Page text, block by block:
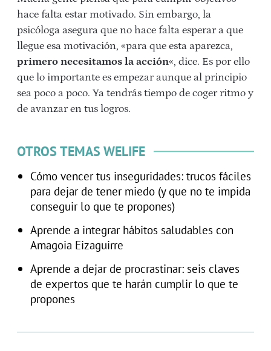
hace falta estar motivado. Sin embargo, la
psicóloga asegura que no hace falta esperar a que
llegue esa motivación, «para que esta aparezca,
primero necesitamos la acción«, dice. Es por ello
que lo importante es empezar aunque al principio
sea poco a poco. Ya tendrás tiempo de coger ritmo y
de avanzar en tus logros.
OTROS TEMAS WELIFE
Cómo vencer tus inseguridades: trucos fáciles
para dejar de tener miedo (y que no te impida
conseguir lo que te propones)
Aprende a integrar hábitos saludables con
Amagoia Eizaguirre
Aprende a dejar de procrastinar: seis claves
de expertos que te harán cumplir lo que te
propones